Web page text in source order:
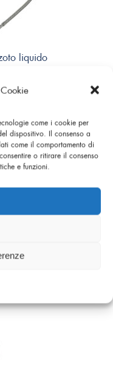
come i cookie per
dispositivo. Il consenso a
come il comportamento di
o ritirare il consenso
e funzioni.
liquido